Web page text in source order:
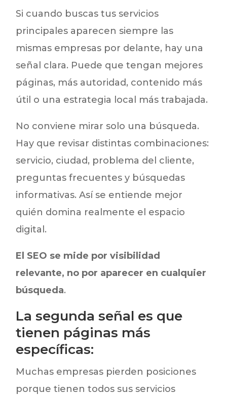
Si cuando buscas tus servicios
principales aparecen siempre las
mismas empresas por delante, hay una
señal clara. Puede que tengan mejores
páginas, más autoridad, contenido más
útil o una estrategia local más trabajada.
No conviene mirar solo una búsqueda.
Hay que revisar distintas combinaciones:
servicio, ciudad, problema del cliente,
preguntas frecuentes y búsquedas
informativas. Así se entiende mejor
quién domina realmente el espacio
digital.
El SEO se mide por visibilidad
relevante, no por aparecer en cualquier
búsqueda.
La segunda señal es que
tienen páginas más
específicas:
Muchas empresas pierden posiciones
porque tienen todos sus servicios